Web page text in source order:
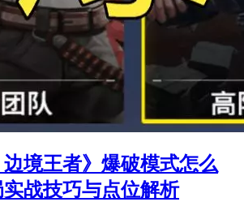
边境王者》爆破模式怎么
战技巧与点位解析